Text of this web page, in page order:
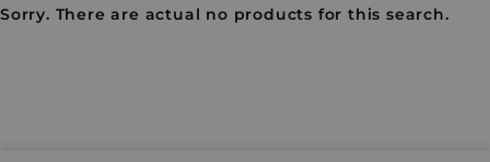
Sorry. There are actual no products for this search.